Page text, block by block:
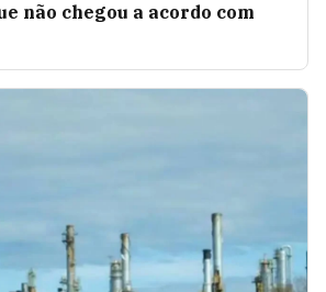
não chegou a acordo com